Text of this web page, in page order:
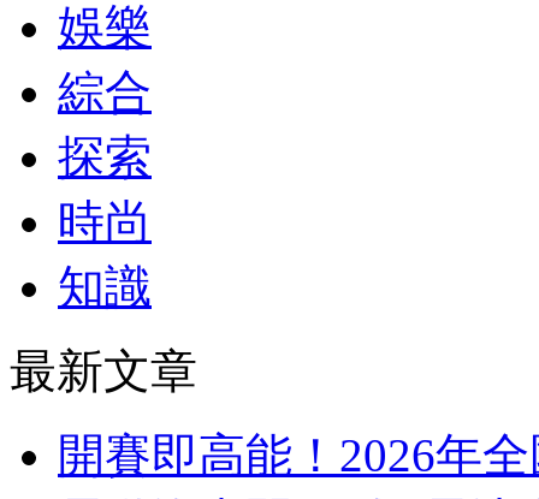
娛樂
綜合
探索
時尚
知識
最新文章
開賽即高能！2026年